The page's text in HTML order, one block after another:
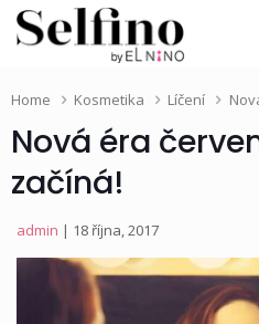
Home Kosmetika Líčení
Nová éra
začíná!
admin | 18 října, 2017